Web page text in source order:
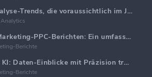
Top 5 Web-Analyse-Trends, die voraussichtlich im Jahr 2025 dominieren werden
Erstellen von Marketing-PPC-Berichten: Ein umfassender Leitfaden
Berichte
Web Analytics KI: Daten-Einblicke mit Präzision transformieren
Berichte